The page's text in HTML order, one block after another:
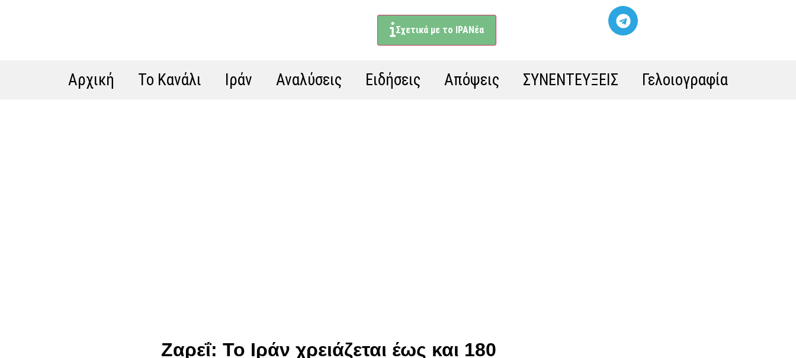
Σχετικά με το ΙΡΑΝέα
Αρχική Το Κανάλι Ιράν Αναλύσεις Ειδήσεις Απόψεις ΣΥΝΕΝΤΕΥΞΕΙΣ Γελοιογραφία
Ζαρεΐ: Το Ιράν χρειάζεται έως και 180